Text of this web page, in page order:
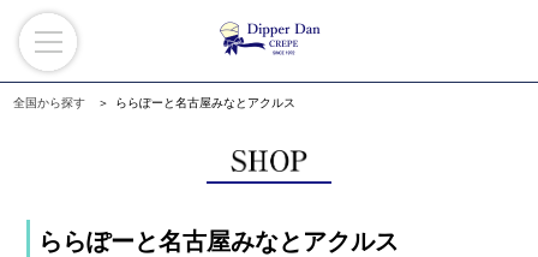
全国から探す ららぽーと名古屋みなとアクルス
ららぽーと名古屋みなとアクルス